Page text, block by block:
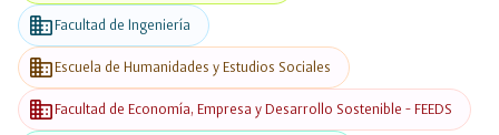
businessFacultad de Ingeniería
businessEscuela de Humanidades y Estudios Sociales
businessFacultad de Economía, Empresa y Desarrollo Sostenible - FEEDS